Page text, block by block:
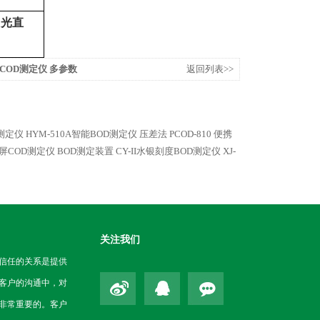
直
测定仪 多参数 返回列表>>
定仪 HYM-510A智能BOD测定仪 压差法 PCOD-810 便携
COD测定仪 BOD测定装置 CY-II水银刻度BOD测定仪 XJ-
任的关系是提供
户的沟通中，对
常重要的。客户
关注我们